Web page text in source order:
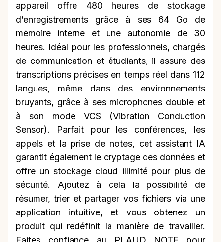
appareil offre 480 heures de stockage
d’enregistrements grâce à ses 64 Go de
mémoire interne et une autonomie de 30
heures. Idéal pour les professionnels, chargés
de communication et étudiants, il assure des
transcriptions précises en temps réel dans 112
langues, même dans des environnements
bruyants, grâce à ses microphones double et
à son mode VCS (Vibration Conduction
Sensor). Parfait pour les conférences, les
appels et la prise de notes, cet assistant IA
garantit également le cryptage des données et
offre un stockage cloud illimité pour plus de
sécurité. Ajoutez à cela la possibilité de
résumer, trier et partager vos fichiers via une
application intuitive, et vous obtenez un
produit qui redéfinit la manière de travailler.